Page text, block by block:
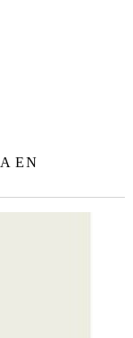
EN